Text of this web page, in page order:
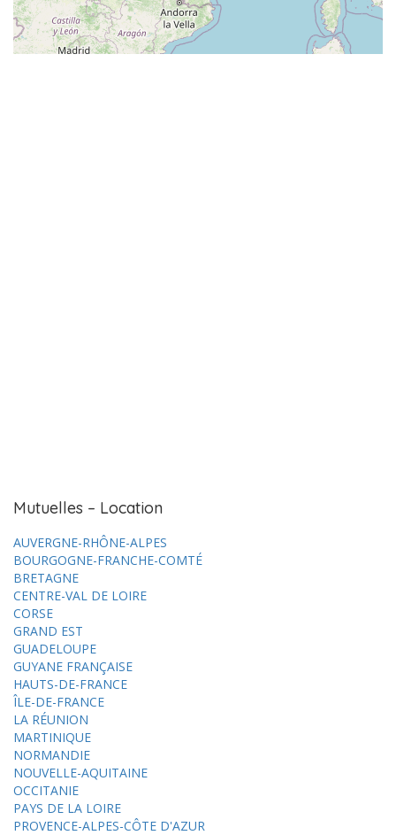
Mutuelles – Location
AUVERGNE-RHÔNE-ALPES
BOURGOGNE-FRANCHE-COMTÉ
BRETAGNE
CENTRE-VAL DE LOIRE
CORSE
GRAND EST
GUADELOUPE
GUYANE FRANÇAISE
HAUTS-DE-FRANCE
ÎLE-DE-FRANCE
LA RÉUNION
MARTINIQUE
NORMANDIE
NOUVELLE-AQUITAINE
OCCITANIE
PAYS DE LA LOIRE
PROVENCE-ALPES-CÔTE D'AZUR